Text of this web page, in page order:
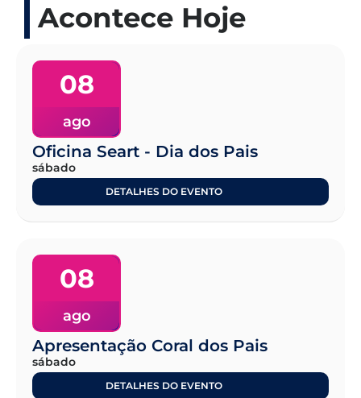
Acontece Hoje
08
ago
Oficina Seart - Dia dos Pais
sábado
DETALHES DO EVENTO
08
ago
Apresentação Coral dos Pais
sábado
DETALHES DO EVENTO